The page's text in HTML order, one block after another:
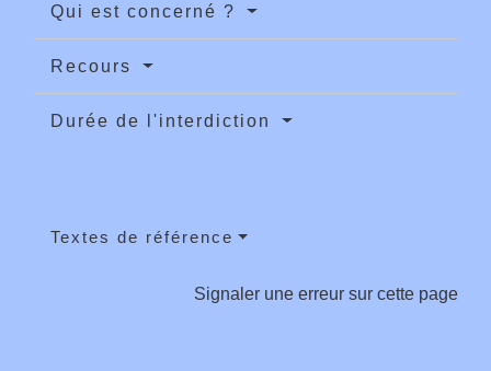
Qui est concerné ?
Recours
Durée de l'interdiction
Textes de référence
Signaler une erreur sur cette page